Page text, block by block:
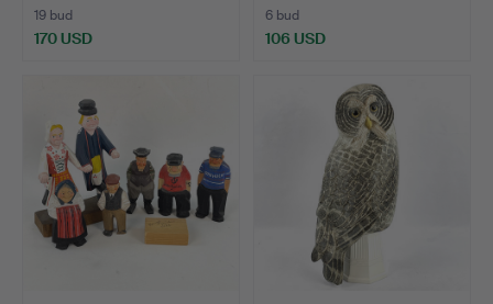
19 bud
170 USD
6 bud
106 USD